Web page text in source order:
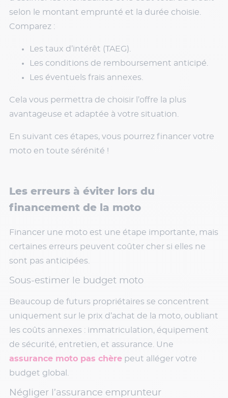
selon le montant emprunté et la durée choisie.
Comparez :
Les taux d’intérêt (TAEG).
Les conditions de remboursement anticipé.
Les éventuels frais annexes.
Cela vous permettra de choisir l’offre la plus
avantageuse et adaptée à votre situation.
En suivant ces étapes, vous pourrez financer votre
moto en toute sérénité !
Les erreurs à éviter lors du
financement de la moto
Financer une moto est une étape importante, mais
certaines erreurs peuvent coûter cher si elles ne
sont pas anticipées.
Sous-estimer le budget moto
Beaucoup de futurs propriétaires se concentrent
uniquement sur le prix d’achat de la moto, oubliant
les coûts annexes : immatriculation, équipement
de sécurité, entretien, et assurance. Une
assurance moto pas chère peut alléger votre
budget global.
Négliger l’assurance emprunteur